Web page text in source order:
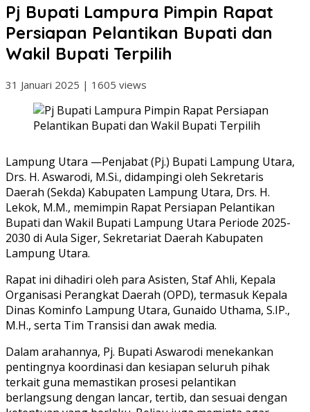
Pj Bupati Lampura Pimpin Rapat
Persiapan Pelantikan Bupati dan
Wakil Bupati Terpilih
31 Januari 2025 | 1605 views
Lampung Utara —Penjabat (Pj.) Bupati Lampung Utara,
Drs. H. Aswarodi, M.Si., didampingi oleh Sekretaris
Daerah (Sekda) Kabupaten Lampung Utara, Drs. H.
Lekok, M.M., memimpin Rapat Persiapan Pelantikan
Bupati dan Wakil Bupati Lampung Utara Periode 2025-
2030 di Aula Siger, Sekretariat Daerah Kabupaten
Lampung Utara.
Rapat ini dihadiri oleh para Asisten, Staf Ahli, Kepala
Organisasi Perangkat Daerah (OPD), termasuk Kepala
Dinas Kominfo Lampung Utara, Gunaido Uthama, S.IP.,
M.H., serta Tim Transisi dan awak media.
Dalam arahannya, Pj. Bupati Aswarodi menekankan
pentingnya koordinasi dan kesiapan seluruh pihak
terkait guna memastikan prosesi pelantikan
berlangsung dengan lancar, tertib, dan sesuai dengan